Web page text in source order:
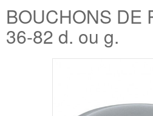
BOUCHONS DE
36-82 d. ou g.